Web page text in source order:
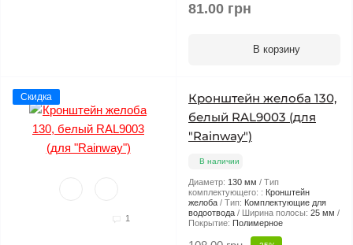
81.00 грн
В корзину
Скидка
1
Кронштейн желоба 130,
белый RAL9003 (для
"Rainway")
В наличии
Диаметр: 130 мм
Тип
комплектующего: : Кронштейн
желоба
Тип: Комплектующие для
водоотвода
Ширина полосы: 25 мм
Покрытие: Полимерное